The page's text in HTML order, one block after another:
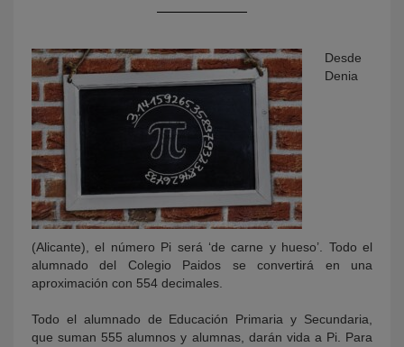
Desde
Denia
(Alicante), el número Pi será ‘de carne y hueso’. Todo el
alumnado del Colegio Paidos se convertirá en una
aproximación con 554 decimales.
Todo el alumnado de Educación Primaria y Secundaria,
que suman 555 alumnos y alumnas, darán vida a Pi. Para